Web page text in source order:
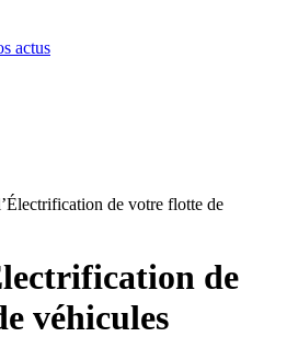
actus
de votre flotte de
de
véhicules